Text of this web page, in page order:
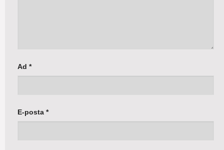
Ad *
E-posta *